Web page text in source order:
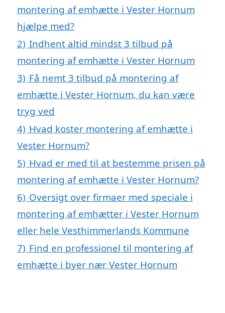
montering af emhætte i Vester Hornum
hjælpe med?
2) Indhent altid mindst 3 tilbud på
montering af emhætte i Vester Hornum
3) Få nemt 3 tilbud på montering af
emhætte i Vester Hornum, du kan være
tryg ved
4) Hvad koster montering af emhætte i
Vester Hornum?
5) Hvad er med til at bestemme prisen på
montering af emhætte i Vester Hornum?
6) Oversigt over firmaer med speciale i
montering af emhætter i Vester Hornum
eller hele Vesthimmerlands Kommune
7) Find en professionel til montering af
emhætte i byer nær Vester Hornum